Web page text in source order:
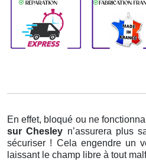
En effet, bloqué ou ne
sur Chesley n’assurera plus
sécuriser ! Cela engendre un
laissant le champ libre à tout